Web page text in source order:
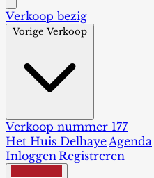
Verkoop bezig
Vorige Verkoop
Verkoop nummer 177
Het Huis DelhayeAgenda
InloggenRegistreren